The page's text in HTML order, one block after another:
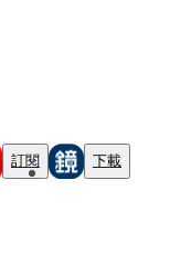
訂閱 下載